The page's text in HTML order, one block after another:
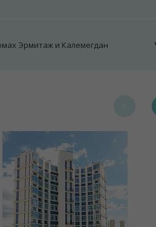
Эрмитаж и Калемегдан